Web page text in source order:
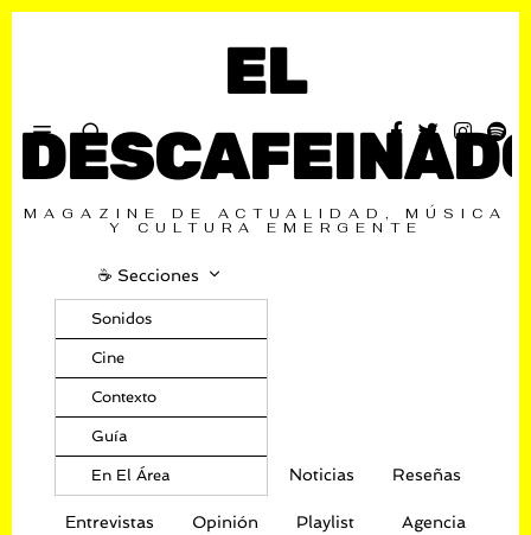
EL
MAGAZINE DE ACTUALIDAD, MÚSICA
Y CULTURA EMERGENTE
☕️ Secciones
Sonidos
Cine
Contexto
Guía
En El Área Noticias Reseñas
Entrevistas Opinión Playlist Agencia